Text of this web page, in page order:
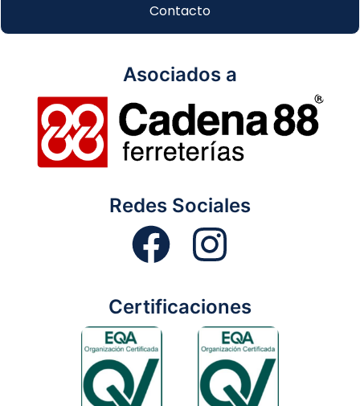
Contacto
Asociados a
Redes Sociales
Certificaciones